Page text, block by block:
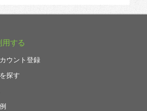
する
ウント登録
探す